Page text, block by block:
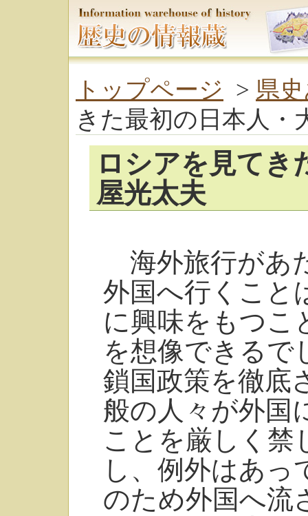
トップページ > 県
きた最初の日本人・
ロシアを見てき
屋光太夫
海外旅行があ
外国へ行くこと
に興味をもつこ
を想像できるで
鎖国政策を徹底
般の人々が外国
ことを厳しく禁
し、例外はあっ
のため外国へ流